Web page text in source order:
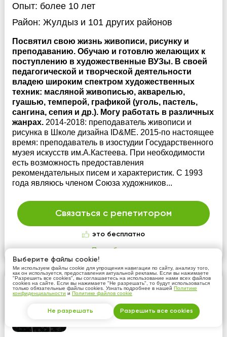
Опыт: более 10 лет
Район: Жулдызи 101 других районов
Посвятил свою жизнь живописи, рисунку и
преподаванию. Обучаю и готовлю желающих к
поступлению в художественные ВУЗы. В своей
педагогической и творческой деятельности
владею широким спектром художественных
техник: масляной живописью, акварелью,
гуашью, темперой, графикой (уголь, пастель,
сангина, сепия и др.). Могу работать в различных
жанрах. 2014-2018: преподаватель живописи и
рисунка в Школе дизайна ID&ME. 2015-по настоящее
время: преподаватель в изостудии Государственного
музея искусств им.А.Кастеева. При необходимости
есть возможность предоставления
рекомендательных писем и характеристик. С 1993
года являюсь членом Союза художников...
Связаться с репетитором
это бесплатно
Подробнее
Галымжан Сактаганов
2500 тнг/час
Выберите файлы cookie!
Ми используем файлы cookie для упрощения навигации по сайту, анализу того,
как он используется, предоставления актуальной рекламы. Если вы нажимаете
"Разрешить все cookies", вы соглашаетесь на использование нами всех файлов
cookies на сайте. Если вы нажимаете "Не разрешать", то будут использоваться
только обязательные файлы cookies. Узнать подробнее в нашей Политике
конфиденциальности и Политике файлов cookie
Разрешить все cookies
Не разрешать